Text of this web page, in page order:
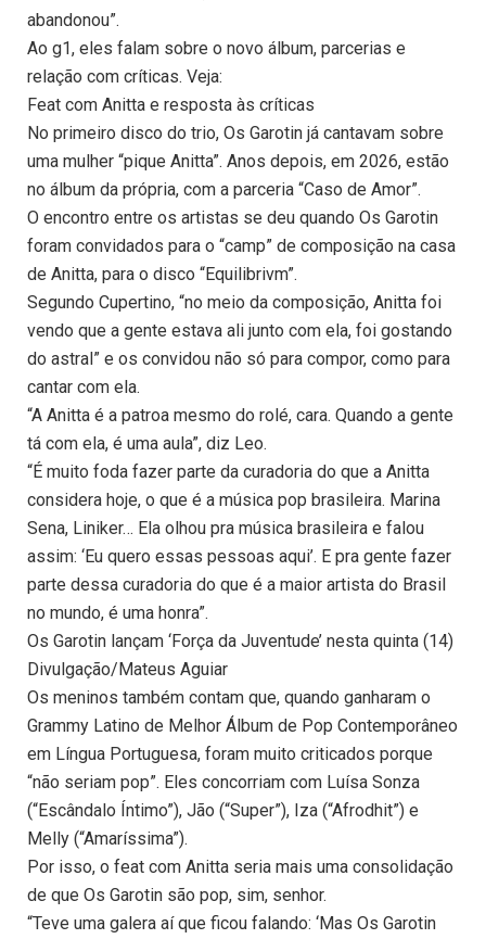
abandonou”.
Ao g1, eles falam sobre o novo álbum, parcerias e
relação com críticas. Veja:
Feat com Anitta e resposta às críticas
No primeiro disco do trio, Os Garotin já cantavam sobre
uma mulher “pique Anitta”. Anos depois, em 2026, estão
no álbum da própria, com a parceria “Caso de Amor”.
O encontro entre os artistas se deu quando Os Garotin
foram convidados para o “camp” de composição na casa
de Anitta, para o disco “Equilibrivm”.
Segundo Cupertino, “no meio da composição, Anitta foi
vendo que a gente estava ali junto com ela, foi gostando
do astral” e os convidou não só para compor, como para
cantar com ela.
“A Anitta é a patroa mesmo do rolé, cara. Quando a gente
tá com ela, é uma aula”, diz Leo.
“É muito foda fazer parte da curadoria do que a Anitta
considera hoje, o que é a música pop brasileira. Marina
Sena, Liniker… Ela olhou pra música brasileira e falou
assim: ‘Eu quero essas pessoas aqui’. E pra gente fazer
parte dessa curadoria do que é a maior artista do Brasil
no mundo, é uma honra”.
Os Garotin lançam ‘Força da Juventude’ nesta quinta (14)
Divulgação/Mateus Aguiar
Os meninos também contam que, quando ganharam o
Grammy Latino de Melhor Álbum de Pop Contemporâneo
em Língua Portuguesa, foram muito criticados porque
“não seriam pop”. Eles concorriam com Luísa Sonza
(“Escândalo Íntimo”), Jão (“Super”), Iza (“Afrodhit”) e
Melly (“Amaríssima”).
Por isso, o feat com Anitta seria mais uma consolidação
de que Os Garotin são pop, sim, senhor.
“Teve uma galera aí que ficou falando: ‘Mas Os Garotin